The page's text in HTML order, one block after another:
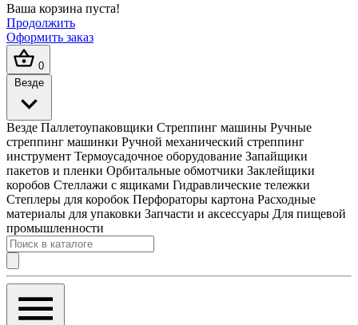
Ваша корзина пуста!
Продолжить
Оформить заказ
0
Везде
Везде Паллетоупаковщики Стреппинг машины Ручные
стреппинг машинки Ручной механический стреппинг
инструмент Термоусадочное оборудование Запайщики
пакетов и пленки Орбитальные обмотчики Заклейщики
коробов Стеллажи с ящиками Гидравлические тележки
Степлеры для коробок Перфораторы картона Расходные
материалы для упаковки Запчасти и аксессуары Для пищевой
промышленности